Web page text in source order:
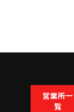
営業所一
覧